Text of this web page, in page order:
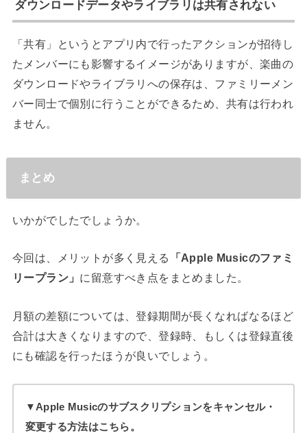
ダウンロードデータやライブラリは共有されない
「共有」というとアプリ内で行ったアクションが招待し
たメンバーにも影響するイメージがありますが、楽曲の
ダウンロードやライブラリへの保存は、ファミリーメン
バー同士で個別に行うことができるため、共有は行われ
ません。
まとめ
いかがでしたでしょうか。
今回は、メリットが多く見える
「Apple Musicのファミ
リープラン」 に留意すべき点をまとめました。
月額の差額については、登録期間が長くなればなるほど
合計は大きくなりますので、登録時、もしくは登録直後
にも確認を行ったほうが良いでしょう。
▼Apple Musicのサブスクリプションをキャンセル・
変更する方法はこちら。